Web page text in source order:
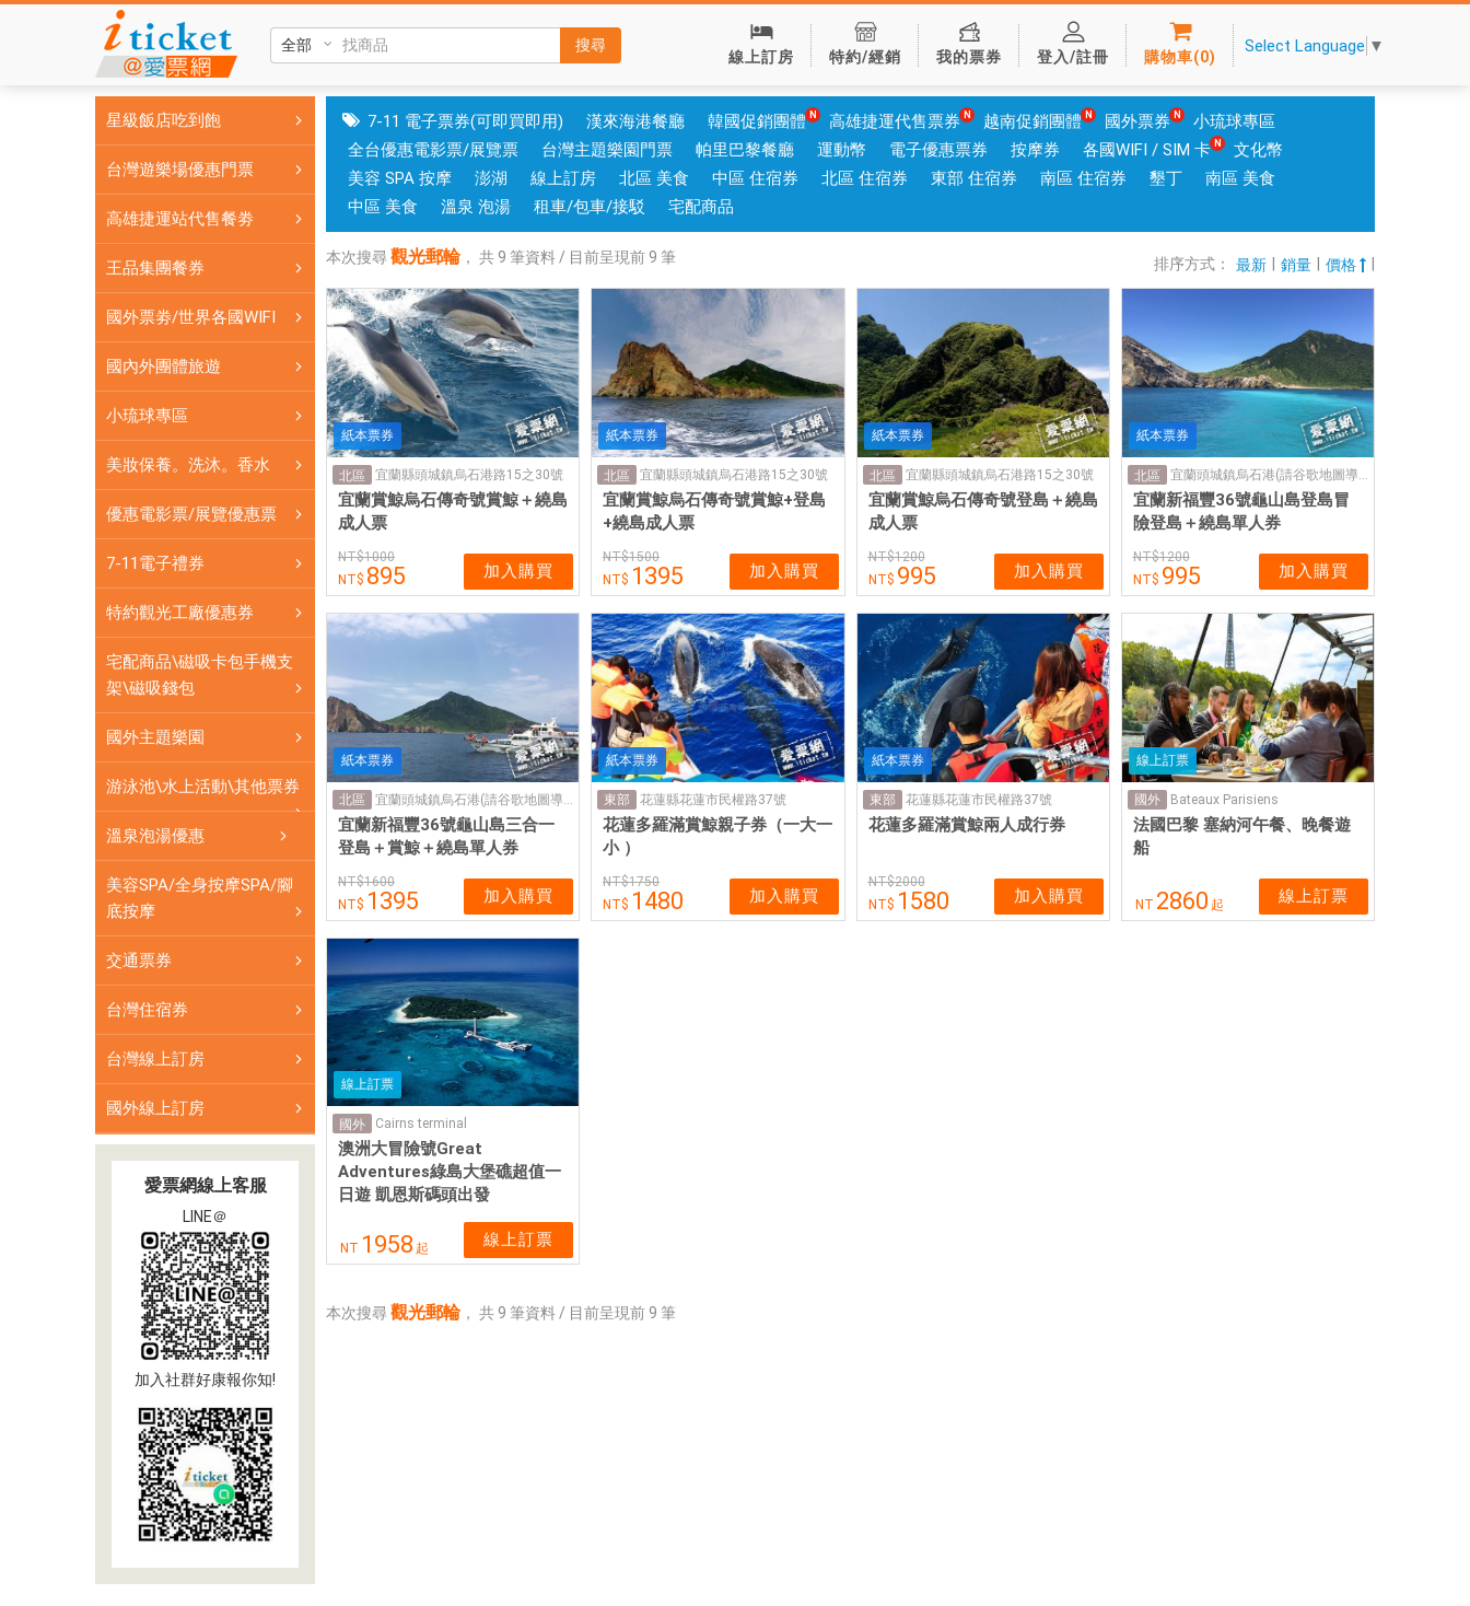
輪|
卡
門
市
銷；
銷
各
實
體
網
卡
買
即
用
搜尋
線上訂房 特約/經銷 我的票券 登入/註冊 購物車(0)
Select Language ▼
星級飯店吃到飽
台灣遊樂場優惠門票
高雄捷運站代售餐劵
王品集團餐券
國外票劵/世界各國WIFI
國內外團體旅遊
小琉球專區
美妝保養。洗沐。香水
優惠電影票/展覽優惠票
7-11電子禮券
特約觀光工廠優惠券
宅配商品\磁吸卡包手機支
架\磁吸錢包
國外主題樂園
游泳池\水上活動\其他票券
溫泉泡湯優惠
美容SPA/全身按摩SPA/腳
底按摩
交通票券
台灣住宿券
台灣線上訂房
國外線上訂房
愛票網線上客服
LINE＠
加入社群好康報你知!
7-11 電子票券(可即買即用) 漢來海港餐廳 韓國促銷團體 高雄捷運代售票券 越南促銷團體 國外票券
小琉球專區
全台優惠電影票/展覽票
台灣主題樂園門票 帕里巴黎餐廳 運動幣 電子優惠票券 按摩券 各國WIFI / SIM 卡
文化幣
美容 SPA 按摩
澎湖 線上訂房 北區 美食 中區 住宿券 北區 住宿券 東部 住宿券 南區 住宿券 墾丁
南區 美食
中區 美食
溫泉 泡湯 租車/包車/接駁 宅配商品
本次搜尋 觀光郵輪， 共 9 筆資料 / 目前呈現前 9 筆 排序方式： 最新 銷量 價格
紙本票券
北區 宜蘭縣頭城鎮烏石港路15之30號
宜蘭賞鯨烏石傳奇號賞鯨＋繞島
成人票
1000
895 加入購買
紙本票券
北區 宜蘭縣頭城鎮烏石港路15之30號
宜蘭賞鯨烏石傳奇號賞鯨+登島
+繞島成人票
1500
1395 加入購買
紙本票券
北區 宜蘭縣頭城鎮烏石港路15之30號
宜蘭賞鯨烏石傳奇號登島＋繞島
成人票
1200
995 加入購買
紙本票券
北區 宜蘭頭城鎮烏石港(請谷歌地圖導航:新福豐36號報到處)
宜蘭新福豐36號龜山島登島冒
險登島＋繞島單人券
1200
995 加入購買
紙本票券
北區
宜蘭新福豐36號龜山島三合一
登島＋賞鯨＋繞島單人券
1600
1395 加入購買
紙本票券
東部 花蓮縣花蓮市民權路37號
花蓮多羅滿賞鯨親子券（一大一
小 ）
1750
1480 加入購買
紙本票券
東部 花蓮縣花蓮市民權路37號
花蓮多羅滿賞鯨兩人成行券
2000
1580 加入購買
線上訂票
國外 Bateaux Parisiens
法國巴黎 塞納河午餐、晚餐遊
船
NT 2860 起 線上訂票
線上訂票
國外 Cairns terminal
澳洲大冒險號Great
Adventures綠島大堡礁超值一
日遊 凱恩斯碼頭出發
NT 1958 起 線上訂票
本次搜尋 觀光郵輪， 共 9 筆資料 / 目前呈現前 9 筆